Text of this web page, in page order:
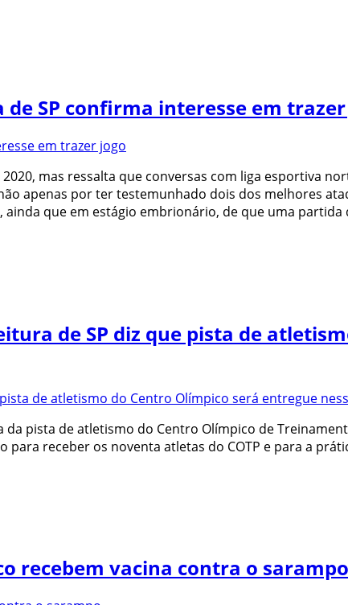
SP confirma interesse em
mas ressalta que conversas com liga esportiva
apenas por ter testemunhado dois dos melhores
que em estágio embrionário, de que uma
de SP diz que pista de
pista de atletismo do Centro Olímpico de
para receber os noventa atletas do COTP e para a
recebem vacina contra o sarampo